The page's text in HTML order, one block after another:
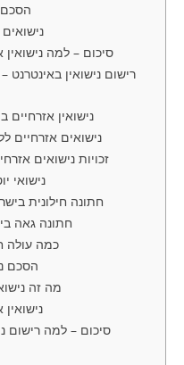
הסכם
נישואים
סיכום – למה נישואין
רישום נישואין באינטרנט
נישואין אזרחיים
נישואים אזרחיים
זכויות נישואים
נישואי
חתונה חילונית
חתונה גאה
כמה עולה
הסכם
מה זה
נישואין
סיכום – למה רישום